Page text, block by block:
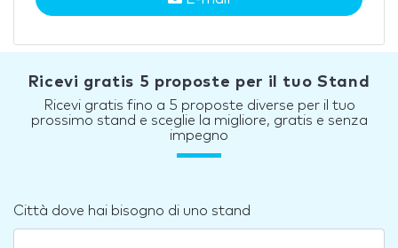
Ricevi gratis 5 proposte per il tuo Stand
Ricevi gratis fino a 5 proposte diverse per il tuo
prossimo stand e sceglie la migliore, gratis e senza
impegno
Città dove hai bisogno di uno stand